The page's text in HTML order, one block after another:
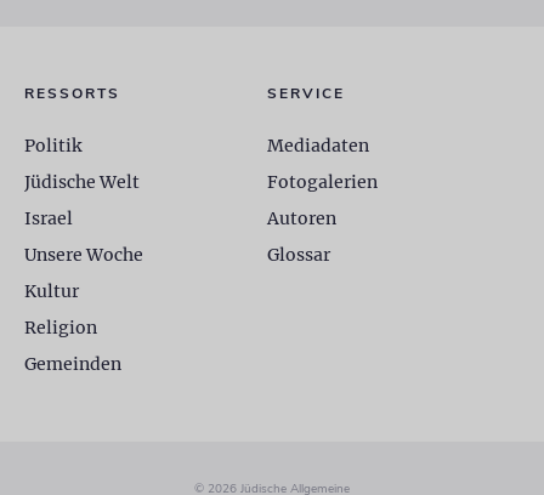
RESSORTS
Politik
Jüdische Welt
Israel
Unsere Woche
Kultur
Religion
Gemeinden
SERVICE
Mediadaten
Fotogalerien
Autoren
Glossar
© 2026 Jüdische Allgemeine